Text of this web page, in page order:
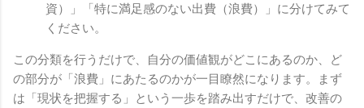
資）」「特に満足感のない出費（浪費）」に分けてみて
ください。
この分類を行うだけで、自分の価値観がどこにあるのか、ど
の部分が「浪費」にあたるのかが一目瞭然になります。まず
は「現状を把握する」という一歩を踏み出すだけで、改善の